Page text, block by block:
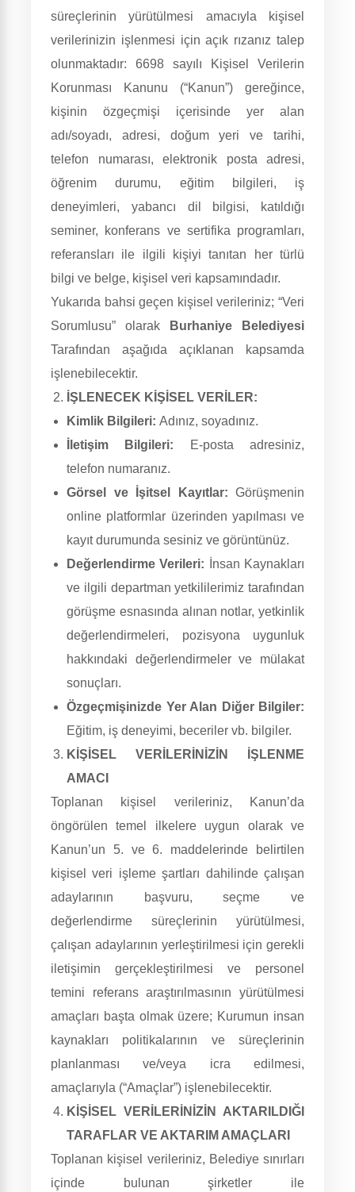
süreçlerinin yürütülmesi amacıyla kişisel
verilerinizin işlenmesi için açık rızanız talep
olunmaktadır: 6698 sayılı Kişisel Verilerin
Korunması Kanunu (“Kanun”) gereğince,
kişinin özgeçmişi içerisinde yer alan
adı/soyadı, adresi, doğum yeri ve tarihi,
telefon numarası, elektronik posta adresi,
öğrenim durumu, eğitim bilgileri, iş
deneyimleri, yabancı dil bilgisi, katıldığı
seminer, konferans ve sertifika programları,
referansları ile ilgili kişiyi tanıtan her türlü
bilgi ve belge, kişisel veri kapsamındadır.
Yukarıda bahsi geçen kişisel verileriniz; “Veri
Sorumlusu” olarak
Burhaniye Belediyesi
Tarafından aşağıda açıklanan kapsamda
işlenebilecektir.
İŞLENECEK KİŞİSEL VERİLER:
Kimlik Bilgileri: Adınız, soyadınız.
İletişim Bilgileri:
E-posta adresiniz,
telefon numaranız.
Görsel ve İşitsel Kayıtlar: Görüşmenin
online platformlar üzerinden yapılması ve
kayıt durumunda sesiniz ve görüntünüz.
Değerlendirme Verileri:
İnsan Kaynakları
ve ilgili departman yetkililerimiz tarafından
görüşme esnasında alınan notlar, yetkinlik
değerlendirmeleri, pozisyona uygunluk
hakkındaki değerlendirmeler ve mülakat
sonuçları.
Özgeçmişinizde Yer Alan Diğer Bilgiler:
Eğitim, iş deneyimi, beceriler vb. bilgiler.
KİŞİSEL VERİLERİNİZİN İŞLENME
AMACI
Toplanan kişisel verileriniz, Kanun’da
öngörülen temel ilkelere uygun olarak ve
Kanun’un 5. ve 6. maddelerinde belirtilen
kişisel veri işleme şartları dahilinde çalışan
adaylarının başvuru, seçme ve
değerlendirme süreçlerinin yürütülmesi,
çalışan adaylarının yerleştirilmesi için gerekli
iletişimin gerçekleştirilmesi ve personel
temini referans araştırılmasının yürütülmesi
amaçları başta olmak üzere; Kurumun insan
kaynakları politikalarının ve süreçlerinin
planlanması ve/veya icra edilmesi,
amaçlarıyla (“Amaçlar”) işlenebilecektir.
KİŞİSEL VERİLERİNİZİN AKTARILDIĞI
TARAFLAR VE AKTARIM AMAÇLARI
Toplanan kişisel verileriniz, Belediye sınırları
içinde bulunan şirketler ile